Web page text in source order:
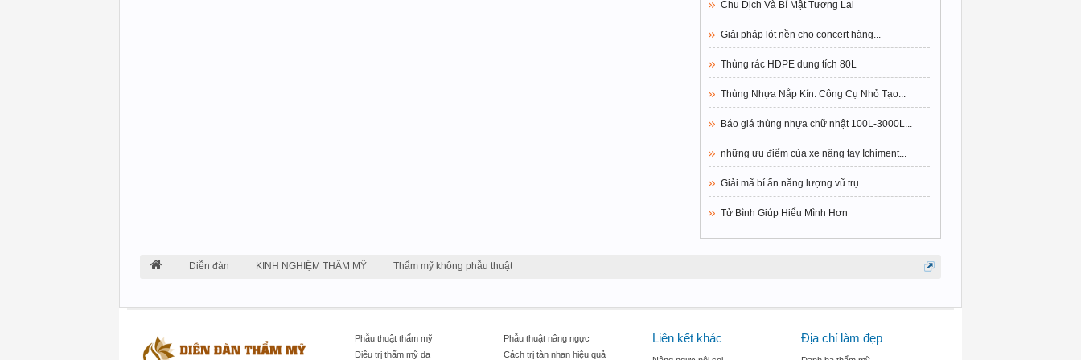
Chu Dịch Và Bí Mật Tương Lai
Giải pháp lót nền cho concert hàng...
Thùng rác HDPE dung tích 80L
Thùng Nhựa Nắp Kín: Công Cụ Nhỏ Tạo...
Báo giá thùng nhựa chữ nhật 100L-3000L...
những ưu điểm của xe nâng tay Ichiment...
Giải mã bí ẩn năng lượng vũ trụ
Tử Bình Giúp Hiểu Mình Hơn
Diễn đàn KINH NGHIỆM THẨM MỸ Thẩm mỹ không phẫu thuật
Phẫu thuật thẩm mỹ
Điều trị thẩm mỹ da
Phẫu thuật nâng ngực
Cách trị tàn nhan hiệu quả
Liên kết khác Địa chỉ làm đẹp